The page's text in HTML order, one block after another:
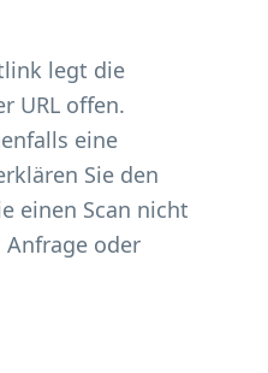
legt die
URL offen.
eine
Sie den
einen Scan nicht
oder